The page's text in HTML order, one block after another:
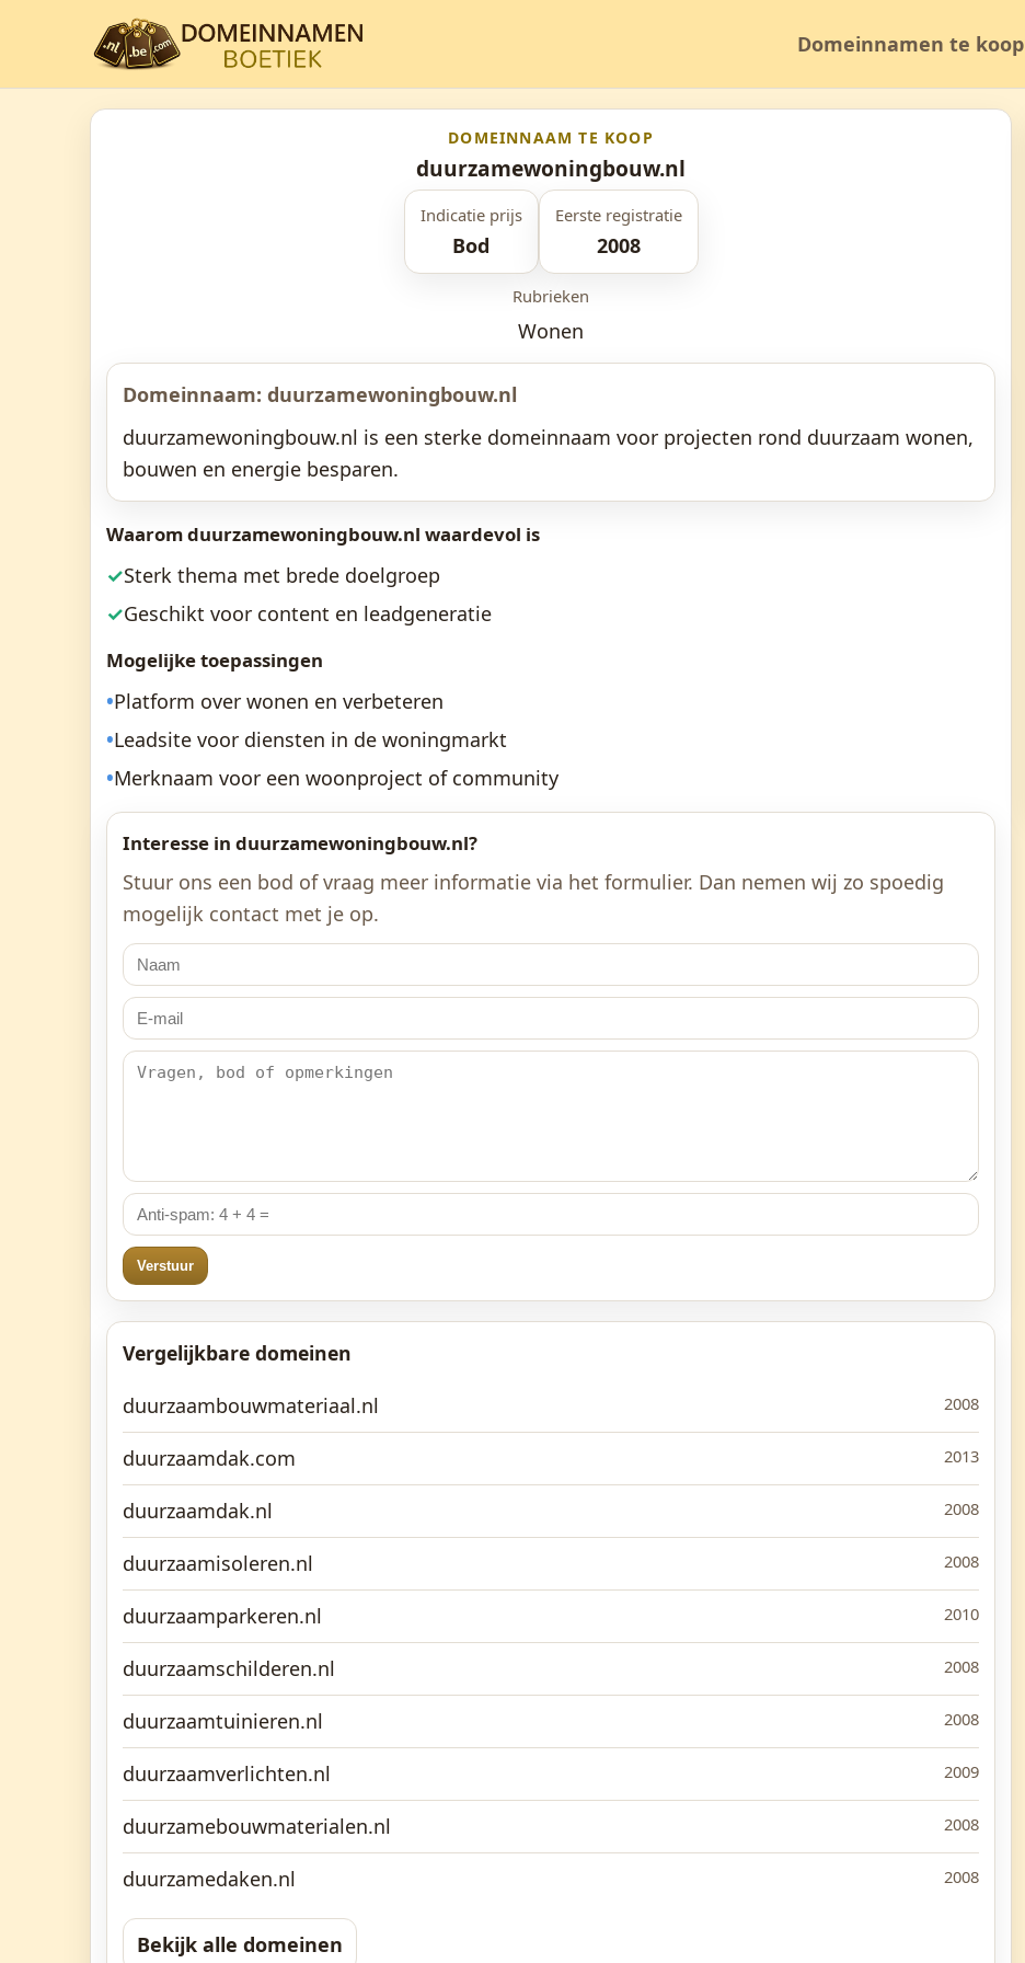
Domeinnamen te koop
DOMEINNAAM TE KOOP
duurzamewoningbouw.nl
Indicatie prijs
Bod
Eerste registratie
2008
Rubrieken
Wonen
Domeinnaam: duurzamewoningbouw.nl
duurzamewoningbouw.nl is een sterke domeinnaam voor projecten rond duurzaam wonen,
bouwen en energie besparen.
Waarom duurzamewoningbouw.nl waardevol is
✓Sterk thema met brede doelgroep
✓Geschikt voor content en leadgeneratie
Mogelijke toepassingen
•Platform over wonen en verbeteren
•Leadsite voor diensten in de woningmarkt
•Merknaam voor een woonproject of community
Interesse in duurzamewoningbouw.nl?
Stuur ons een bod of vraag meer informatie via het formulier. Dan nemen wij zo spoedig
mogelijk contact met je op.
Verstuur
Vergelijkbare domeinen
duurzaambouwmateriaal.nl
2008
duurzaamdak.com 2013
duurzaamdak.nl 2008
duurzaamisoleren.nl 2008
duurzaamparkeren.nl 2010
duurzaamschilderen.nl 2008
duurzaamtuinieren.nl 2008
duurzaamverlichten.nl 2009
duurzamebouwmaterialen.nl 2008
duurzamedaken.nl 2008
Bekijk alle domeinen